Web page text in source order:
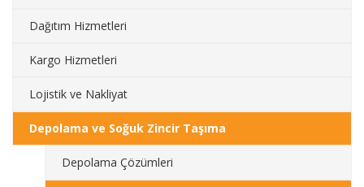
Dağıtım Hizmetleri
Kargo Hizmetleri
Lojistik ve Nakliyat
Depolama ve Soğuk Zincir Taşıma
Depolama Çözümleri